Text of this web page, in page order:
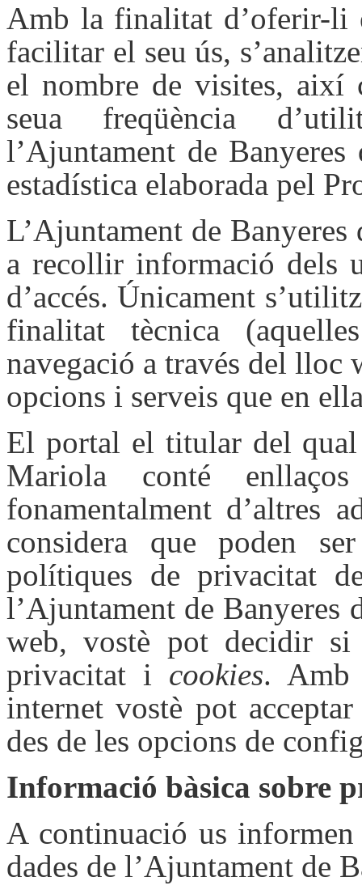
Amb la finalitat d’oferir-li
facilitar el seu ús,
el nombre de visites, així
seua freqüència
l’Ajuntament de
estadística elaborada pel
L’Ajuntament de
a recollir informació dels
d’accés. Únicament
finalitat tècnica
navegació a través del
opcions i serveis que en
El portal el titular del qual
Mariola conté
fonamentalment d’altres
considera que poden
polítiques de privacitat
l’Ajuntament de Banyeres
web, vostè pot decidir si
privacitat i cookies. Amb
internet vostè pot
des de les opcions de
Informació bàsica sobre
A continuació us
dades de l’Ajuntament de